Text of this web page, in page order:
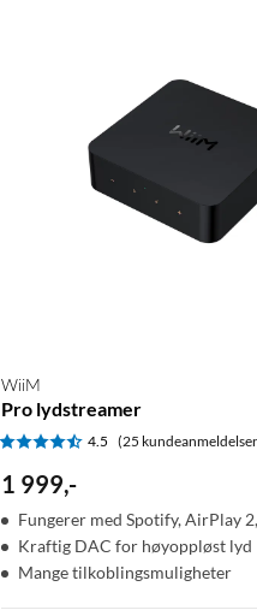
WiiM
Pro lydstreamer
4.5 (25
1 999,-
Fungerer med Spotify, AirPlay
Kraftig DAC for høyoppløst lyd
Mange tilkoblingsmuligheter